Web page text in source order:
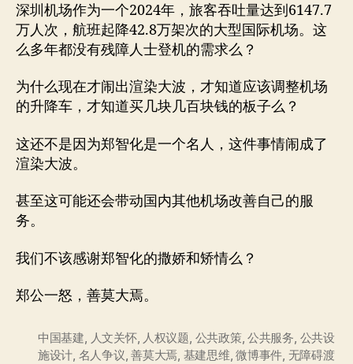
深圳机场作为一个2024年，旅客吞吐量达到6147.7
万人次，航班起降42.8万架次的大型国际机场。这
么多年都没有残障人士登机的需求么？
为什么现在才闹出渲染大波，才知道应该调整机场
的升降车，才知道买几块几百块钱的板子么？
这还不是因为郑智化是一个名人，这件事情闹成了
渲染大波。
甚至这可能还会带动国内其他机场改善自己的服
务。
我们不该感谢郑智化的撒娇和矫情么？
郑公一怒，善莫大焉。
中国基建, 人文关怀, 人权议题, 公共政策, 公共服务, 公共设
施设计, 名人争议,善莫大焉, 基建思维,微博事件, 无障碍渡